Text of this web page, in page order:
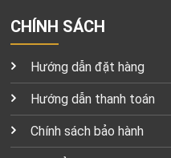
CHÍNH SÁCH
Hướng dẫn đặt hàng
Hướng dẫn thanh toán
Chính sách bảo hành